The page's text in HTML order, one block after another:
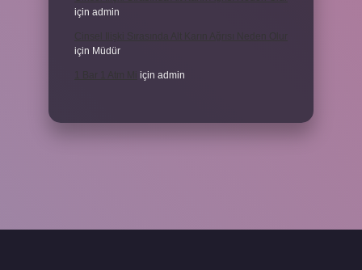
için admin
için Müdür
için admin